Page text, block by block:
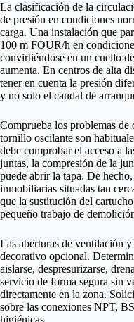
La clasificación de la
de presión en condiciones
carga. Una instalación que
100 m FOUR/h en
convirtiéndose en un cuello
aumenta. En centros de alta
tener en cuenta la presión
y no solo el caudal de
Comprueba los problemas de
tornillo oscilante son
debe comprobar el acceso a
juntas, la compresión de la
puede abrir la tapa. De
inmobiliarias situadas tan
que la sustitución del
pequeño trabajo de
Las aberturas de ventilación
decorativo opcional.
aislarse, despresurizarse,
servicio de forma segura sin
directamente en la zona.
sobre las conexiones NPT,
higiénicas.